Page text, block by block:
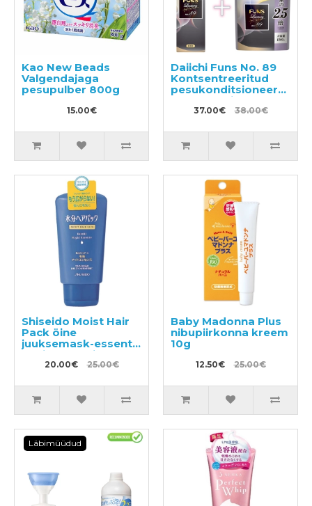
Kao New Beads
Valgendajaga
pesupulber 800g
15.00€
Daiichi Funs No. 89
Kontsentreeritud
pesukonditsioneer
600ml + täide
1200ml
37.00€ 38.00€
Shiseido Moist Hair
Pack öine
juuksemask-essents
kahjustatud juustele
120g20.00€ 25.00€
Baby Madonna Plus
nibupiirkonna kreem
10g
12.50€ 25.00€
Läbimüüdud